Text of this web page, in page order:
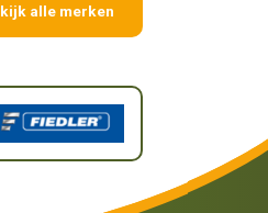
alle merken